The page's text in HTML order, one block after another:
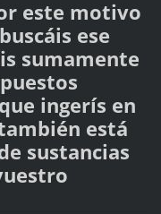
este motivo
ese
sumamente
ingerís en
está
sustancias